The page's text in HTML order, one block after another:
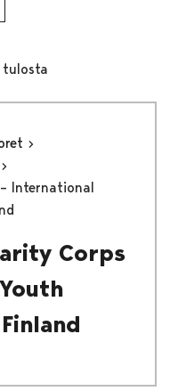
tulosta
International
Corps